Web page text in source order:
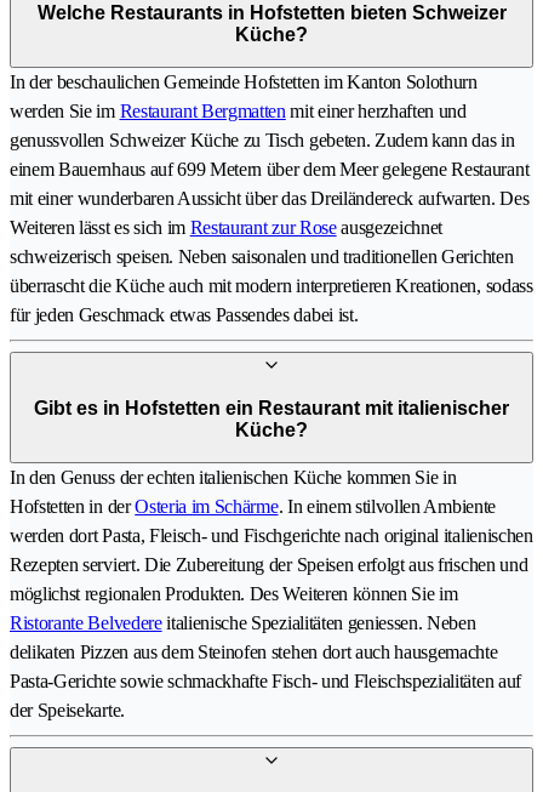
Welche Restaurants in Hofstetten bieten Schweizer
Küche?
In der beschaulichen Gemeinde Hofstetten im Kanton Solothurn
werden Sie im Restaurant Bergmatten mit einer herzhaften und
genussvollen Schweizer Küche zu Tisch gebeten. Zudem kann das in
einem Bauernhaus auf 699 Metern über dem Meer gelegene Restaurant
mit einer wunderbaren Aussicht über das Dreiländereck aufwarten. Des
Weiteren lässt es sich im Restaurant zur Roseausgezeichnet
schweizerisch speisen. Neben saisonalen und traditionellen Gerichten
überrascht die Küche auch mit modern interpretieren Kreationen, sodass
für jeden Geschmack etwas Passendes dabei ist.
Gibt es in Hofstetten ein Restaurant mit italienischer
Küche?
In den Genuss der echten italienischen Küche kommen Sie in
Hofstetten in derOsteria im Schärme. In einem stilvollen Ambiente
werden dort Pasta, Fleisch- und Fischgerichte nach original italienischen
Rezepten serviert. Die Zubereitung der Speisen erfolgt aus frischen und
möglichst regionalen Produkten. Des Weiteren können Sie im
Ristorante Belvedereitalienische Spezialitäten geniessen. Neben
delikaten Pizzen aus dem Steinofen stehen dort auch hausgemachte
Pasta-Gerichte sowie schmackhafte Fisch- und Fleischspezialitäten auf
der Speisekarte.